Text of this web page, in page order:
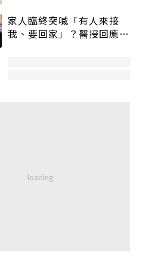
家人臨終突喊「有人來接
我、要回家」？醫授回應方